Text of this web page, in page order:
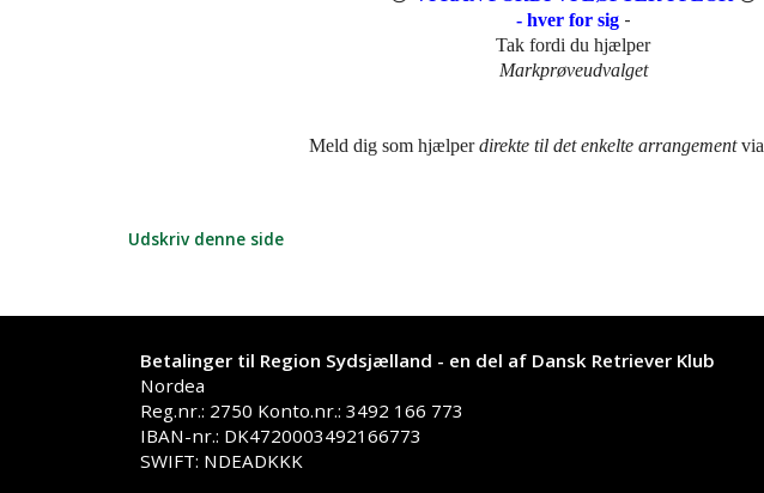
- hver for sig-
Tak fordi du hjælper
Markprøveudvalget
Meld dig som hjælperdirekte til det enkelte arrangementvia
Udskriv denne side
Betalinger til Region Sydsjælland - en del af Dansk Retriever Klub
Nordea
Reg.nr.: 2750 Konto.nr.: 3492 166 773
IBAN-nr.: DK4720003492166773
SWIFT: NDEADKKK